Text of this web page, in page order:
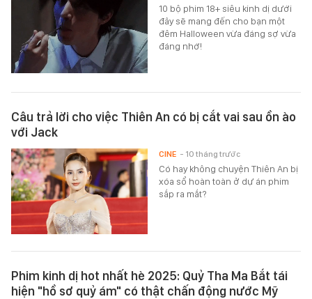
10 bộ phim 18+ siêu kinh dị dưới
đây sẽ mang đến cho bạn một
đêm Halloween vừa đáng sợ vừa
đáng nhớ!
Câu trả lời cho việc Thiên An có bị cắt vai sau ồn ào
với Jack
Có hay không chuyện Thiên An bị
xóa sổ hoàn toàn ở dự án phim
sắp ra mắt?
CINE - 10 tháng trước
Phim kinh dị hot nhất hè 2025: Quỷ Tha Ma Bắt tái
hiện "hồ sơ quỷ ám" có thật chấn động nước Mỹ